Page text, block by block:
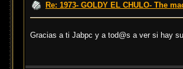
Re: 1973- GOLDY EL CHULO- The
Gracias a ti Jabpc y a tod@s a ver si hay